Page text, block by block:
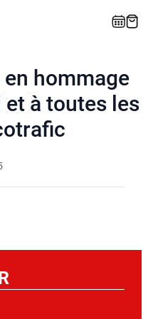
hommage
et à toutes les